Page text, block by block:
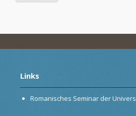
Links
Romanisches Seminar der